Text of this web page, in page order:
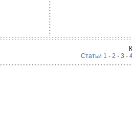
Статьи 1 - 2 - 3 -